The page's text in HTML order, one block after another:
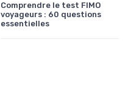
Comprendre le test FIMO
voyageurs : 60 questions
essentielles